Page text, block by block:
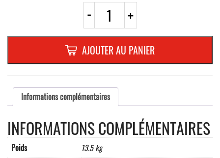
- quantité
BARRIERE
DE
PROTECTION
EN
PVC
BLANC
type:
FUTUREdimensions:
1110
x
50
mmavec
+
AJOUTER AU PANIER
Informations complémentaires
INFORMATIONS COMPLÉMENTAIRES
Poids 13.5 kg